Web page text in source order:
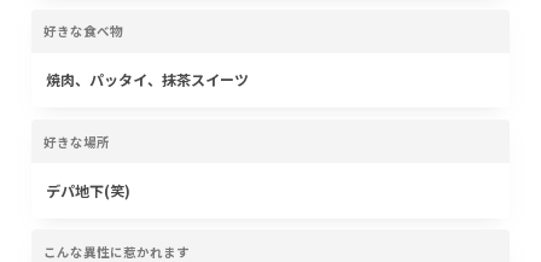
好きな食べ物
焼肉、パッタイ、抹茶スイーツ
好きな場所
デパ地下(笑)
こんな異性に惹かれます